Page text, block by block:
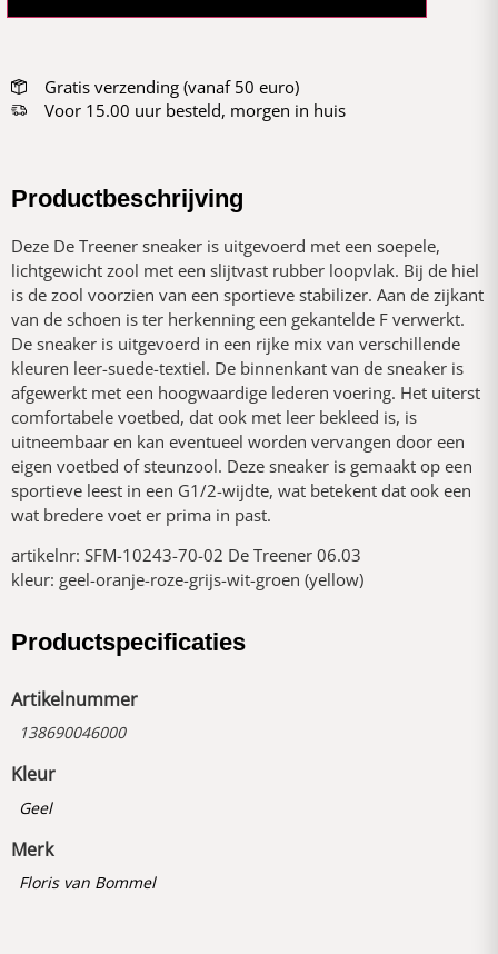
Gratis verzending (vanaf 50 euro)
Voor 15.00 uur besteld, morgen in huis
Productbeschrijving
Deze De Treener sneaker is uitgevoerd met een soepele,
lichtgewicht zool met een slijtvast rubber loopvlak. Bij de hiel
is de zool voorzien van een sportieve stabilizer. Aan de zijkant
van de schoen is ter herkenning een gekantelde F verwerkt.
De sneaker is uitgevoerd in een rijke mix van verschillende
kleuren leer-suede-textiel. De binnenkant van de sneaker is
afgewerkt met een hoogwaardige lederen voering. Het uiterst
comfortabele voetbed, dat ook met leer bekleed is, is
uitneembaar en kan eventueel worden vervangen door een
eigen voetbed of steunzool. Deze sneaker is gemaakt op een
sportieve leest in een G1/2-wijdte, wat betekent dat ook een
wat bredere voet er prima in past.
artikelnr: SFM-10243-70-02 De Treener 06.03
kleur: geel-oranje-roze-grijs-wit-groen (yellow)
Productspecificaties
Artikelnummer
138690046000
Kleur
Geel
Merk
Floris van Bommel